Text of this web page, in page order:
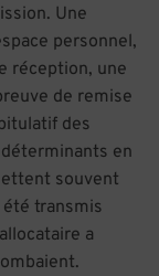
Une
personnel,
réception, une
de remise
des
en
souvent
transmis
a